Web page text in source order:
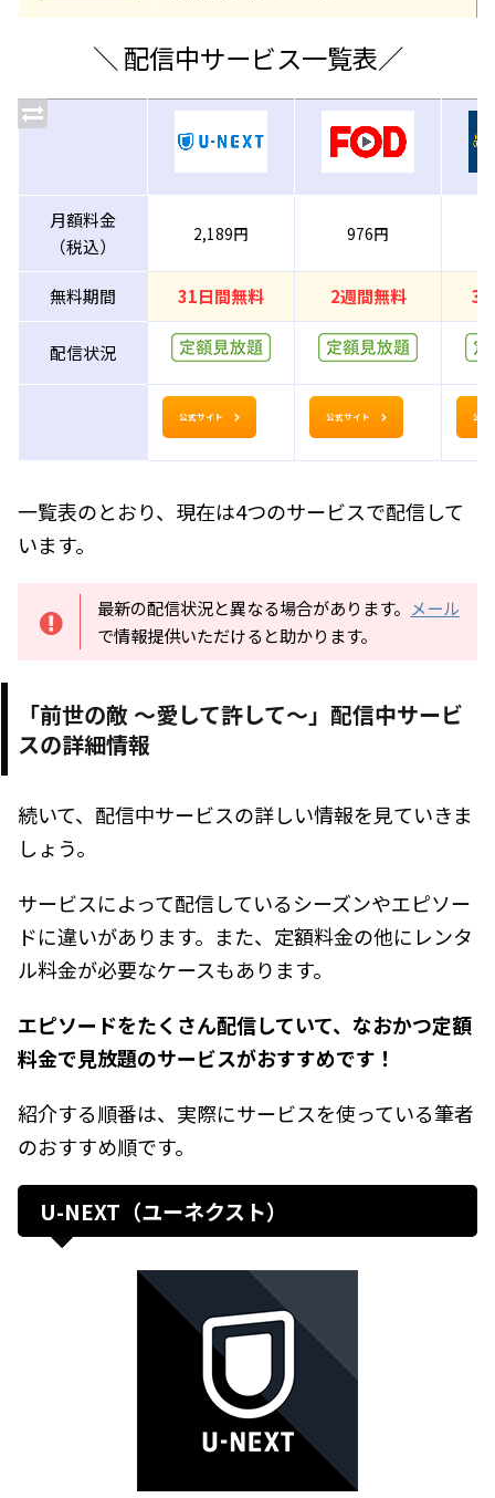
＼ 配信中サービス一覧表／
月額料金
（税込）
2,189円 976円
無料期間 31日間無料 2週間無料 30
配信状況
公式サイト 公式サイト 公式
一覧表のとおり、現在は4つのサービスで配信して
います。
最新の配信状況と異なる場合があります。 メール
で情報提供いただけると助かります。
「前世の敵 ～愛して許して～」配信中サービ
スの詳細情報
続いて、配信中サービスの詳しい情報を見ていきま
しょう。
サービスによって配信しているシーズンやエピソー
ドに違いがあります。また、定額料金の他にレンタ
ル料金が必要なケースもあります。
エピソードをたくさん配信していて、なおかつ定額
料金で見放題のサービスがおすすめです！
紹介する順番は、実際にサービスを使っている筆者
のおすすめ順です。
U-NEXT（ユーネクスト）